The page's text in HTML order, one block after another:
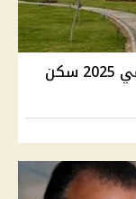
آخر موعد لحجز شقق الإسكان الاجتماعي 2025 سكن